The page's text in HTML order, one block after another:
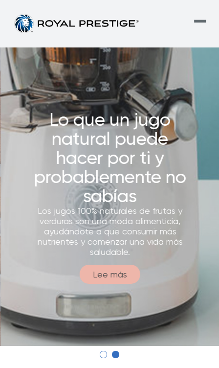
Lo que un jugo
natural puede
hacer por ti y
probablemente no
sabías
Los jugos 100% naturales de frutas y
verduras son una moda alimenticia,
ayudándote a que consumir más
nutrientes y comenzar una vida más
saludable.
Lee más